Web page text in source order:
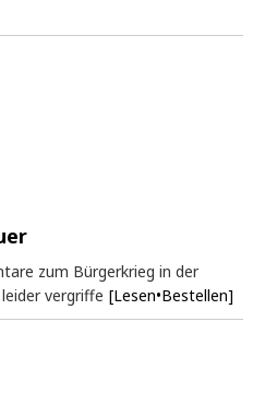
zum Bürgerkrieg in der
vergriffe [Lesen•Bestellen]